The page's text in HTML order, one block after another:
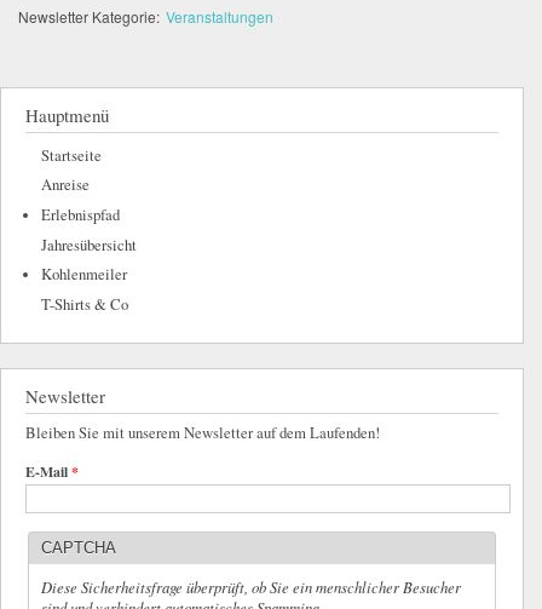
Newsletter Kategorie: Veranstaltungen
Hauptmenü
Startseite
Anreise
Erlebnispfad
Jahresübersicht
Kohlenmeiler
T-Shirts & Co
Newsletter
Bleiben Sie mit unserem Newsletter auf dem Laufenden!
E-Mail*
CAPTCHA
Diese Sicherheitsfrage überprüft, ob Sie ein menschlicher Besucher